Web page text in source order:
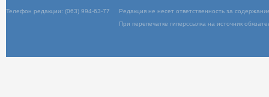
Телефон редакции: (063) 994-63-77
При